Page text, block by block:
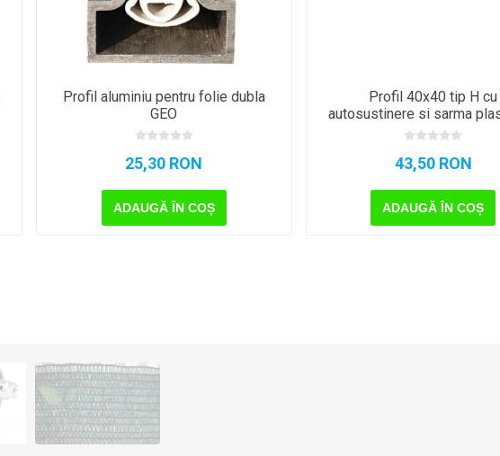
Profil aluminiu pentru folie dubla
GEO
25,30 RON
ADAUGĂ ÎN COȘ
Profil 40x40 tip H cu
autosustinere si sarma
GEO
43,50 RON
ADAUGĂ ÎN COȘ